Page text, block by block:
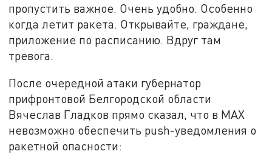
пропустить важное. Очень удобно. Особенно
когда летит ракета. Открывайте, граждане,
приложение по расписанию. Вдруг там
тревога.
После очередной атаки губернатор
прифронтовой Белгородской области
Вячеслав Гладков прямо сказал, что в MАХ
невозможно обеспечить push-уведомления о
ракетной опасности: